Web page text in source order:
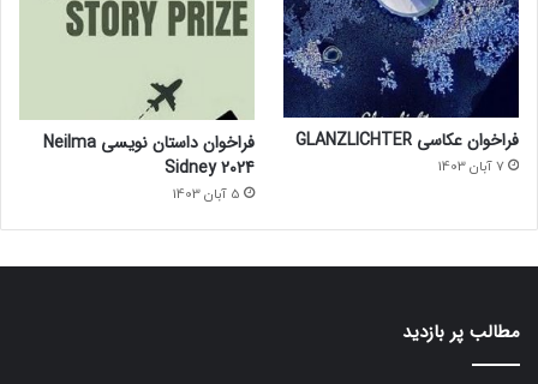
فراخوان عکاسی GLANZLICHTER
7 آبان 1403
فراخوان داستان نویسی Neilma
Sidney 2024
5 آبان 1403
مطالب پر بازدید